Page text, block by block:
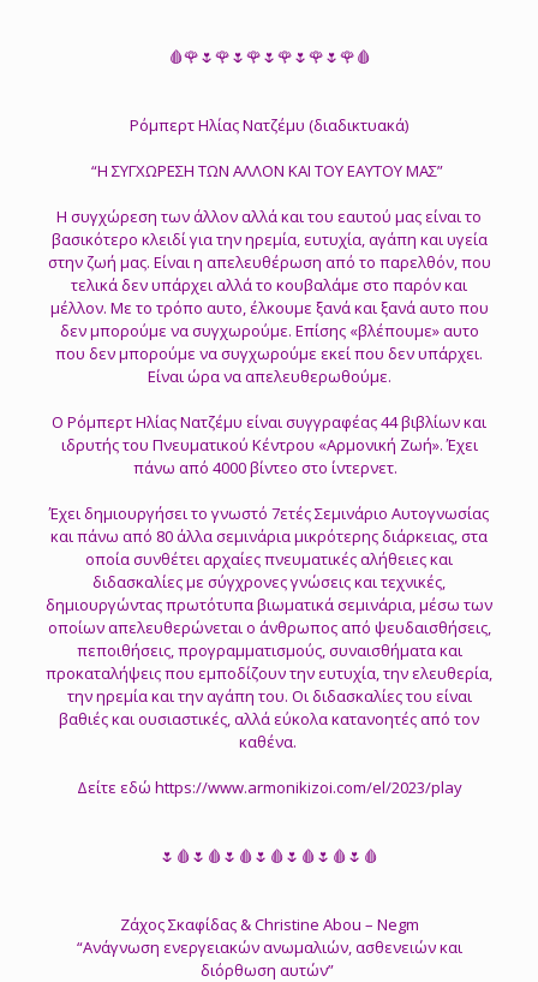
🩸🌹🌷🌹🌷🌹🌷🌹🌷🌹🌷🌹🩸
Ρόμπερτ Ηλίας Νατζέμυ (διαδικτυακά)
“Η ΣΥΓΧΩΡΕΣΗ ΤΩΝ ΑΛΛΟΝ ΚΑΙ ΤΟΥ ΕΑΥΤΟΥ ΜΑΣ”
Η συγχώρεση των άλλον αλλά και του εαυτού μας είναι το
βασικότερο κλειδί για την ηρεμία, ευτυχία, αγάπη και υγεία
στην ζωή μας. Είναι η απελευθέρωση από το παρελθόν, που
τελικά δεν υπάρχει αλλά το κουβαλάμε στο παρόν και
μέλλον. Με το τρόπο αυτο, έλκουμε ξανά και ξανά αυτο που
δεν μπορούμε να συγχωρούμε. Επίσης «βλέπουμε» αυτο
που δεν μπορούμε να συγχωρούμε εκεί που δεν υπάρχει.
Είναι ώρα να απελευθερωθούμε.
O Ρόμπερτ Ηλίας Νατζέμυ είναι συγγραφέας 44 βιβλίων και
ιδρυτής του Πνευματικού Κέντρου «Αρμονική Ζωή». Έχει
πάνω από 4000 βίντεο στο ίντερνετ.
Έχει δημιουργήσει το γνωστό 7ετές Σεμινάριο Αυτογνωσίας
και πάνω από 80 άλλα σεμινάρια μικρότερης διάρκειας, στα
οποία συνθέτει αρχαίες πνευματικές αλήθειες και
διδασκαλίες με σύγχρονες γνώσεις και τεχνικές,
δημιουργώντας πρωτότυπα βιωματικά σεμινάρια, μέσω των
οποίων απελευθερώνεται ο άνθρωπος από ψευδαισθήσεις,
πεποιθήσεις, προγραμματισμούς, συναισθήματα και
προκαταλήψεις που εμποδίζουν την ευτυχία, την ελευθερία,
την ηρεμία και την αγάπη του. Οι διδασκαλίες του είναι
βαθιές και ουσιαστικές, αλλά εύκολα κατανοητές από τον
καθένα.
Δείτε εδώ https://www.armonikizoi.com/el/2023/play
🌷🩸🌷🩸🌷🩸🌷🩸🌷🩸🌷🩸🌷🩸
Ζάχος Σκαφίδας & Christine Abou – Negm
“Ανάγνωση ενεργειακών ανωμαλιών, ασθενειών και
διόρθωση αυτών”